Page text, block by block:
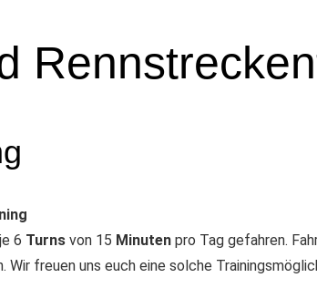
6 Turns von 15 Minuten pro Tag gefahren.
freuen uns euch eine solche